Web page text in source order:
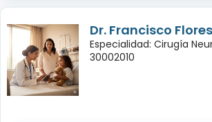
Dr. Francisco
Especialidad: Cirugía
30002010